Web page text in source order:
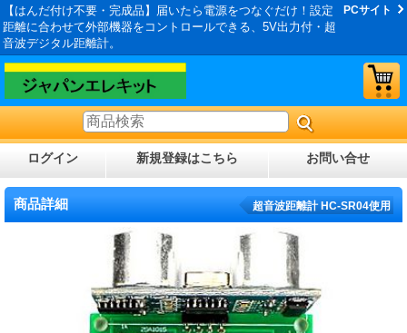
【はんだ付け不要・完成品】届いたら電源をつなぐだけ！設定
距離に合わせて外部機器をコントロールできる、5V出力付・超
音波デジタル距離計。
PCサイト
ログイン 新規登録はこちら お問い合せ
商品詳細 超音波距離計 HC-SR04使用